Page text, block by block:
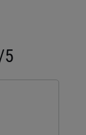
że
W
batonów
płaski,
która
5